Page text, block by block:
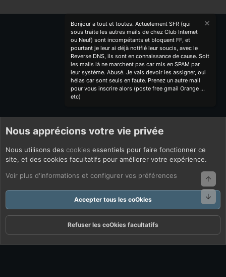
Bonjour a tout et toutes. Actuelement SFR (qui
sous traite les autres mails de chez Club Internet
ou Neuf) sont incompétants et bloquent FF, et
pourtant je leur ai déjà notifié leur soucis, avec le
Reverse DNS, ils sont en connaissance de cause. Soit
les mails là ne marchent pas car mis en SPAM par
leur système. Abusé. Je vais devoir les assigner, oui
hélas car sont seuls en faute. Prenez un autre mail
pour vous inscrire alors (poste free gmail Orange ...
etc)
Nous apprécions votre vie privée
Nous utilisons des cookies essentiels pour faire fonctionner ce
site, et des cookies facultatifs pour améliorer votre expérience.
Voir plus d'informations et configurer vos préférences
Accepter tous les coOkies
Refuser les coOkies facultatifs